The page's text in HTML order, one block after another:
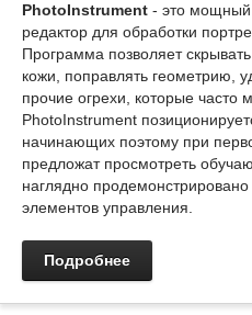
PhotoInstrument - это мощный
редактор для обработки
Программа позволяет
кожи, поправлять геометрию,
прочие огрехи, которые часто
PhotoInstrument
начинающих поэтому при
предложат просмотреть
наглядно
элементов управления.
Подробнее